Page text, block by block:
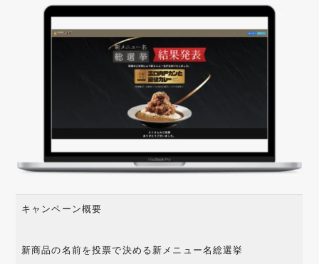
キャンペーン概要
新商品の名前を投票で決める新メニュー名総選挙